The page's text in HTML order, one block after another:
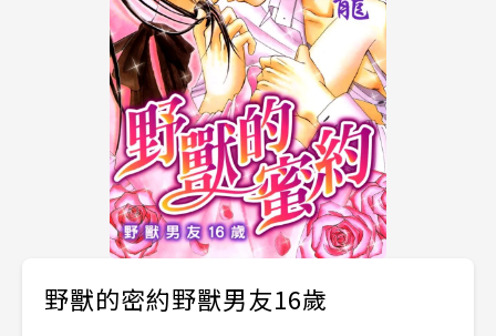
野獸的密約野獸男友16歲